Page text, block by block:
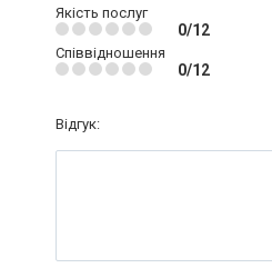
Якість послуг
0/12
Співвідношення
0/12
Відгук: